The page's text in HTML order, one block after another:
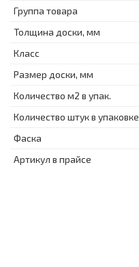
Группа товара
Толщина доски, мм
Класс
Размер доски, мм
Количество м2 в упак.
Количество штук в упаковке
Фаска
Артикул в прайсе